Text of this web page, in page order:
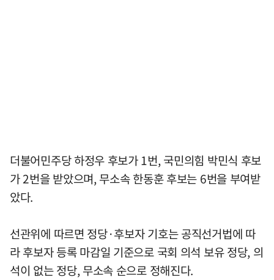
더불어민주당 하정우 후보가 1번, 국민의힘 박민식 후보
가 2번을 받았으며, 무소속 한동훈 후보는 6번을 부여받
았다.
선관위에 따르면 정당·후보자 기호는 공직선거법에 따
라 후보자 등록 마감일 기준으로 국회 의석 보유 정당, 의
석이 없는 정당, 무소속 순으로 정해진다.